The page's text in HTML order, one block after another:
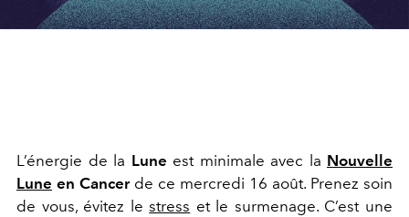
L’énergie de la Lune est minimale avec la Nouvelle
Lune en Cancerde ce mercredi 16 août. Prenez soin
de vous, évitez lestress et le surmenage. C’est une